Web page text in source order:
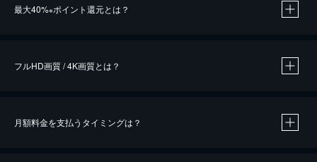
最大40%※ポイント還元とは？
※40％ポイント還元の対象は、クレジットカード決済による作品の購入 / レンタルです。
iOSアプリのUコイン決済による作品の購入 / レンタルは、20％のポイント還元です。
フルHD画質 / 4K画質とは？
月額料金を支払うタイミングは？